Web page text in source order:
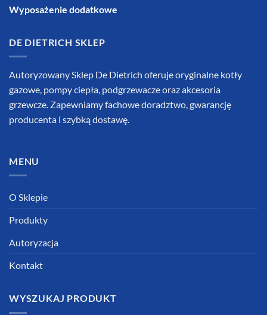
Wyposażenie dodatkowe
DE DIETRICH SKLEP
Autoryzowany Sklep De Dietrich oferuje oryginalne kotły
gazowe, pompy ciepła, podgrzewacze oraz akcesoria
grzewcze. Zapewniamy fachowe doradztwo, gwarancję
producenta i szybką dostawę.
MENU
O Sklepie
Produkty
Autoryzacja
Kontakt
WYSZUKAJ PRODUKT